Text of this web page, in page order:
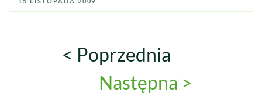
< Poprzednia
Następna >